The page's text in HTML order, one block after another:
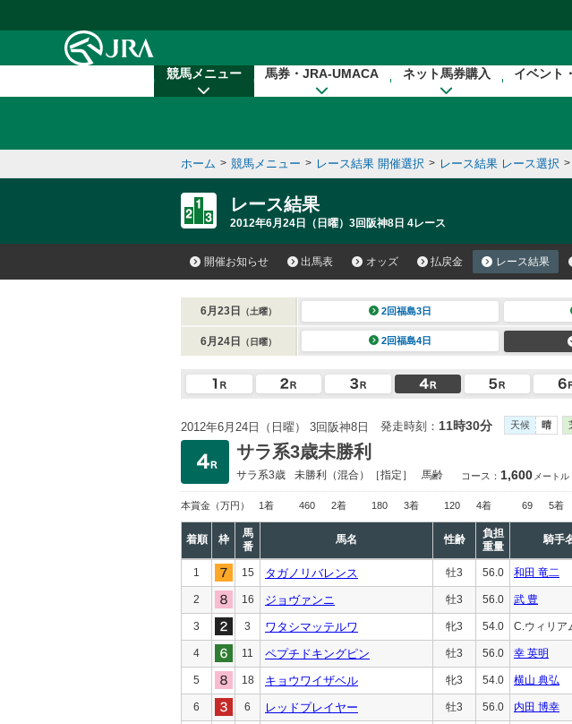
競馬メニュー 馬券・JRA-UMACA ネット馬券購入 イベント
ホーム > 競馬メニュー > レース結果 開催選択 > レース結果 レース選択 >
レース結果
2012年6月24日（日曜）3回阪神8日 4レース
開催お知らせ 出馬表 オッズ 払戻金 レース結果
6月23日 （土曜） 2回福島3日
6月24日 （日曜） 2回福島4日
2012年6月24日（日曜） 3回阪神8日 発走時刻： 11時30分 天候 晴
サラ系3歳未勝利
サラ系3歳 未勝利 （混合）［指定］ 馬齢 コース： 1,600 メートル
本賞金 （万円） 1着 460 2着 180 3着 120 4着 69 5着
着順 枠
馬
番
馬名 性齢
負担
重量
騎手
1 15 タガノリバレンス 牡3 56.0 和田 竜二
2 16 ジョヴァンニ 牡3 56.0 武 豊
3 3 ワタシマッテルワ 牝3 54.0 C.ウィリア
4 11 ペプチドキングピン 牡3 56.0 幸 英明
5 18 キョウワイザベル 牝3 54.0 横山 典弘
6 6 レッドプレイヤー 牡3 56.0 内田 博幸